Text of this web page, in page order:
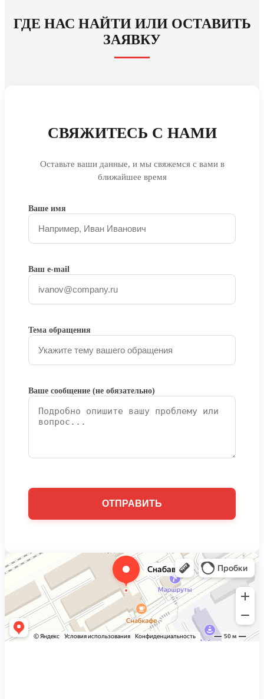
ГДЕ НАС НАЙТИ ИЛИ ОСТАВИТЬ
ЗАЯВКУ
СВЯЖИТЕСЬ С НАМИ
Оставьте ваши данные, и мы свяжемся с вами в
ближайшее время
Ваше имя
Ваш e-mail
Тема обращения
Ваше сообщение (не обязательно)